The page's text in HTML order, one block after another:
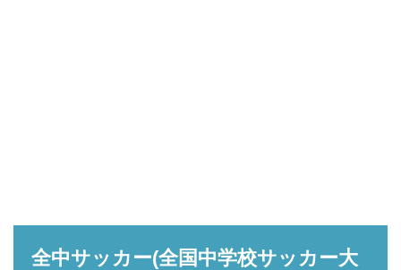
全中サッカー(全国中学校サッカー大